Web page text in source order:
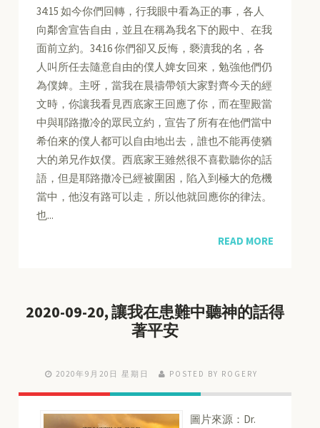
34:15 如今你們回轉，行我眼中看為正的事，各人
向鄰舍宣告自由，並且在稱為我名下的殿中、在我
面前立約。34:16 你們卻又反悔，褻瀆我的名，各
人叫所任去隨意自由的僕人婢女回來，勉強他們仍
為僕婢。主呀，當我在晨禱帶領大家對齊今天的經
文時，你讓我看見西底家王回應了你，而在聖殿當
中與耶路撒冷的眾民立約，宣告了所有在他們當中
希伯來的僕人都可以自由地出去，誰也不能再使猶
大的弟兄作奴僕。西底家王雖然很不喜歡聽你的話
語，但是耶路撒冷已經被圍困，陷入到極大的危機
當中，他沒有路可以走，所以他就回應你的律法。
也...
READ MORE
2020-09-20, 讓我在患難中聽神的話得
著平安
2020年9月20日 星期日 POSTED BY ROGERY
圖片來源：Dr.